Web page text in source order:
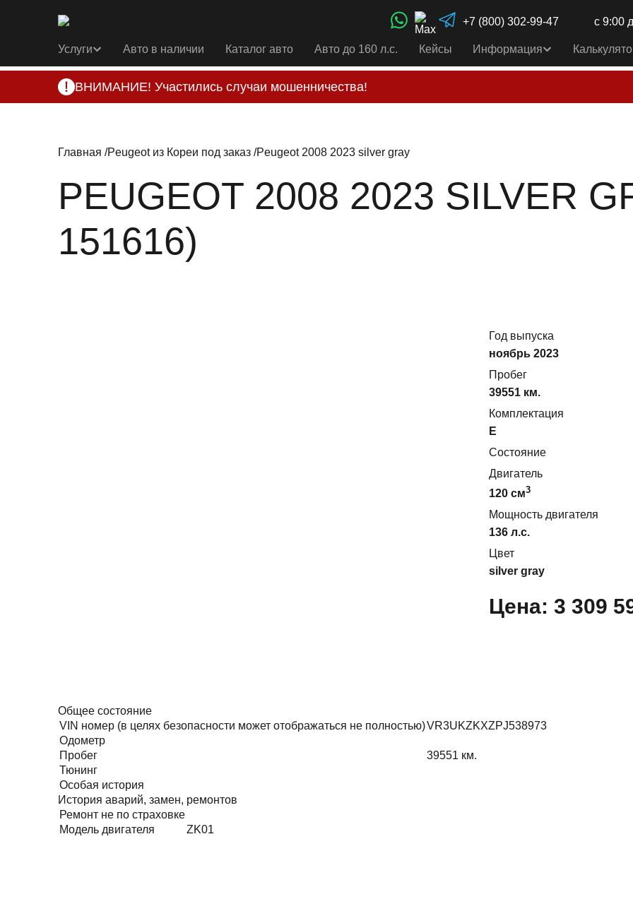
+7 (800) 302-99-47 с 9:00
Услуги Авто в наличии Каталог авто Авто до 160 л.с. Кейсы Информация
ВНИМАНИЕ! Участились случаи мошенничества!
Главная Peugeot из Кореи под заказ Peugeot 2008 2023 silver gray
PEUGEOT 2008 2023 SILVER
151616)
Год выпуска
ноябрь 2023
Пробег
39551 км.
Комплектация
E
Состояние
Двигатель
120 cм3
Мощность двигателя
136 л.с.
Цвет
silver gray
Цена: 3 309
Общее состояние
VIN номер (в целях безопасности может отображаться не полностью)VR3UKZKXZPJ538973
Одометр
Пробег
39551 км.
Тюнинг
Особая история
История аварий, замен, ремонтов
Ремонт не по страховке
Модель двигателя
ZK01